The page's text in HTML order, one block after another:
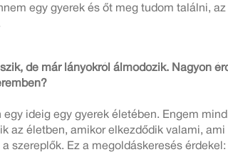
egy gyerek és őt meg tudom találni,
de már lányokról álmodozik. Nagyon
ideig egy gyerek életében. Engem
az életben, amikor elkezdődik valami,
szereplők. Ez a megoldáskeresés